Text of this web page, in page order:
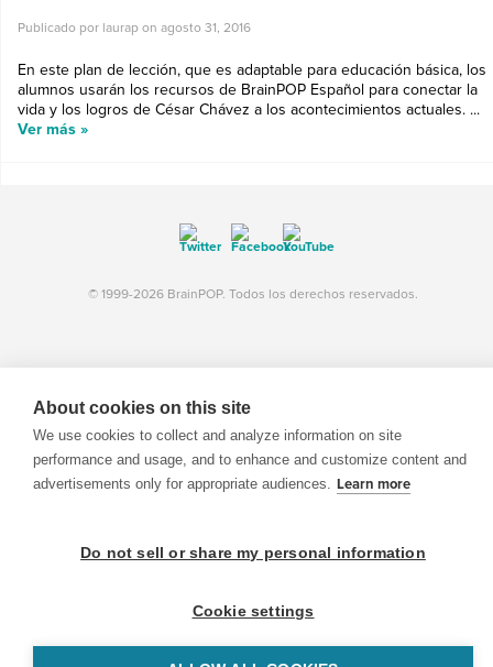
Publicado por laurap on agosto 31, 2016
En este plan de lección, que es adaptable para educación básica, los
alumnos usarán los recursos de BrainPOP Español para conectar la
vida y los logros de César Chávez a los acontecimientos actuales. ...
Ver más »
© 1999-2026 BrainPOP. Todos los derechos reservados.
About cookies on this site
We use cookies to collect and analyze information on site
performance and usage, and to enhance and customize content and
advertisements only for appropriate audiences. Learn more
Do not sell or share my personal information
Cookie settings